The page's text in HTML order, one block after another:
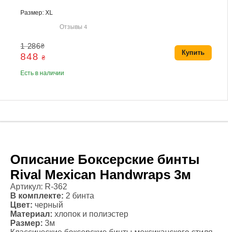
Размер: XL
Отзывы4
1 286₴
848 ₴
Есть в наличии
Купить
Описание Боксерские бинты
Rival Mexican Handwraps 3м
Артикул: R-362
В комплекте: 2 бинта
Цвет: черный
Материал: хлопок и полиэстер
Размер: 3м